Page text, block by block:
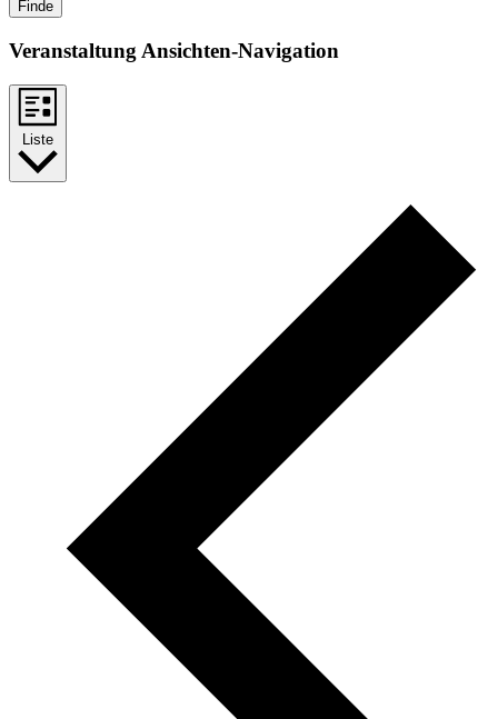
Veranstaltung Ansichten-Navigation
Liste